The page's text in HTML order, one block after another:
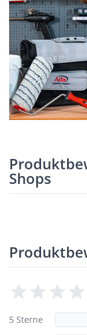
Shops
5 Sterne